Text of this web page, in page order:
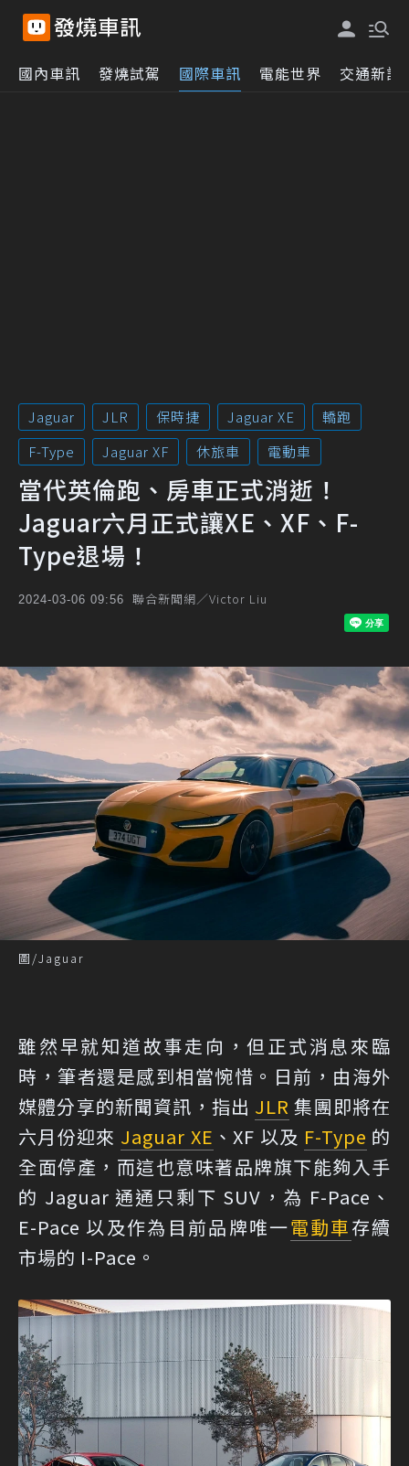
國內車訊 發燒試駕 國際車訊 電能世界 交通新訊
Jaguar JLR 保時捷 Jaguar XE
轎跑
F-Type
Jaguar XF 休旅車 電動車
當代英倫跑、房車正式消逝！
Jaguar六月正式讓XE、XF、F-
Type退場！
2024-03-06 09:56 聯合新聞網／Victor Liu
圖/Jaguar
雖然早就知道故事走向，但正式消息來臨
時，筆者還是感到相當惋惜。日前，由海外
媒體分享的新聞資訊，指出 JLR 集團即將在
六月份迎來 Jaguar XE 、XF 以及 F-Type 的
全面停產，而這也意味著品牌旗下能夠入手
的 Jaguar 通通只剩下 SUV，為 F-Pace、
E-Pace 以及作為目前品牌唯一電動車存續
市場的 I-Pace。